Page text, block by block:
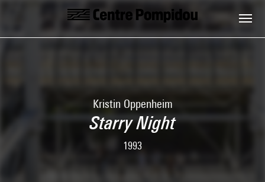
Aller au contenu principal
Centre Pompidou
Kristin Oppenheim
Starry Night
1993